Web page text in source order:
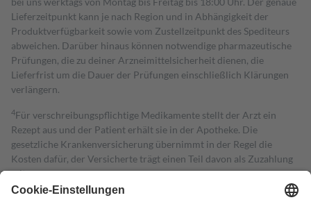
Lieferzeitpunkt kann je nach Region und in Abhängigkeit der
Produktverfügbarkeit sowie vom Zustellzeitpunkt des Spediteurs
abweichen. Darüber hinaus können notwendige pharmazeutische
Prüfungen, die zu deiner Arzneimittelsicherheit dienen, die
Lieferfrist um die Dauer der Prüfungen einschließlich Klärungen
verlängern.
4Für verschreibungspflichtige Medikamente stellt der Arzt ein
Rezept aus und der Patient erhält sie in der Apotheke. Die
gesetzliche Krankenversicherung übernimmt in der Regel die
Kosten dafür, der Versicherte trägt einen Teil davon als Zuzahlung
mit.
Grundsätzlich leisten Mitglieder Zuzahlungen in Höhe von zehn